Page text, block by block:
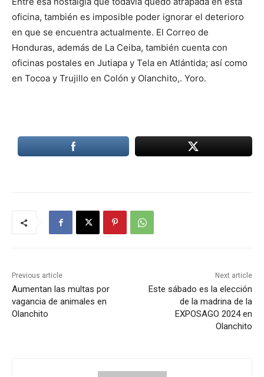
oficina, también es imposible poder ignorar el deterioro
en que se encuentra actualmente. El Correo de
Honduras, además de La Ceiba, también cuenta con
oficinas postales en Jutiapa y Tela en Atlántida; así como
en Tocoa y Trujillo en Colón y Olanchito,. Yoro.
Previous article
Aumentan las multas por
vagancia de animales en
Olanchito
Next article
Este sábado es la elección
de la madrina de la
EXPOSAGO 2024 en
Olanchito